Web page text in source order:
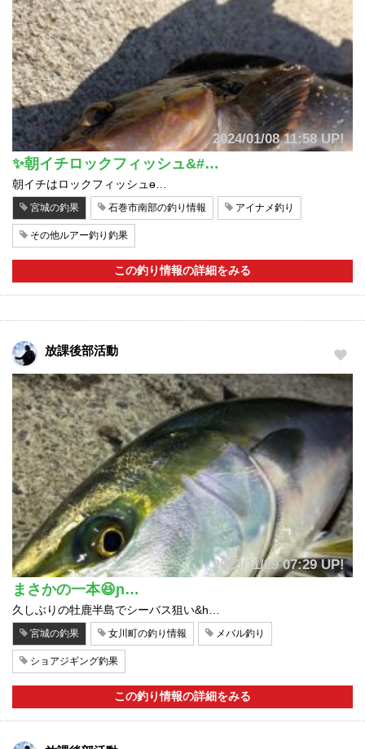
2024/01/08 11:58 UP!
✨朝イチロックフィッシュ&#…
朝イチはロックフィッシュɵ…
宮城の釣果 石巻市南部の釣り情報 アイナメ釣り
その他ルアー釣り釣果
この釣り情報の詳細をみる
放課後部活動
2023/11/29 07:29 UP!
まさかの一本😆ɲ…
久しぶりの牡鹿半島でシーバス狙い&h…
宮城の釣果 女川町の釣り情報 メバル釣り
ショアジギング釣果
この釣り情報の詳細をみる